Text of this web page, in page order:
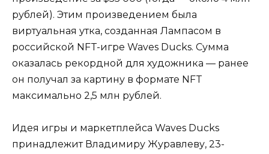
рублей). Этим произведением была
виртуальная утка, созданная Лампасом в
российской NFT-игре Waves Ducks. Сумма
оказалась рекордной для художника — ранее
он получал за картину в формате NFT
максимально 2,5 млн рублей.
Идея игры и маркетплейса Waves Ducks
принадлежит Владимиру Журавлеву, 23-